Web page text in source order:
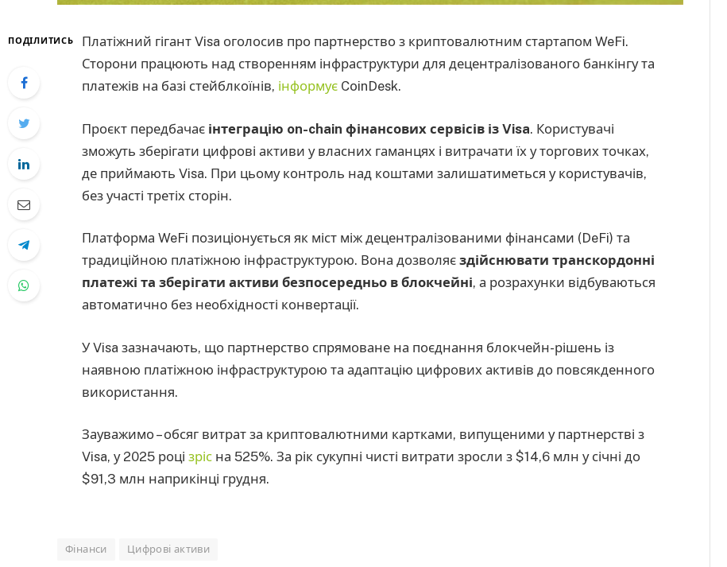
ПОДІЛИТИСЬ
Платіжний гігант Visa оголосив про партнерство з криптовалютним стартапом WeFi.
Сторони працюють над створенням інфраструктури для децентралізованого банкінгу та
платежів на базі стейблкоїнів, інформує CoinDesk.
Проєкт передбачає інтеграцію on-chain фінансових сервісів із Visa. Користувачі
зможуть зберігати цифрові активи у власних гаманцях і витрачати їх у торгових точках,
де приймають Visa. При цьому контроль над коштами залишатиметься у користувачів,
без участі третіх сторін.
Платформа WeFi позиціонується як міст між децентралізованими фінансами (DeFi) та
традиційною платіжною інфраструктурою. Вона дозволяє здійснювати транскордонні
платежі та зберігати активи безпосередньо в блокчейні, а розрахунки відбуваються
автоматично без необхідності конвертації.
У Visa зазначають, що партнерство спрямоване на поєднання блокчейн-рішень із
наявною платіжною інфраструктурою та адаптацію цифрових активів до повсякденного
використання.
Зауважимо – обсяг витрат за криптовалютними картками, випущеними у партнерстві з
Visa, у 2025 році зріс на 525%. За рік сукупні чисті витрати зросли з $14,6 млн у січні до
$91,3 млн наприкінці грудня.
Фінанси Цифрові активи